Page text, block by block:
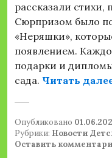
рассказали стихи,
Сюрпризом было
«Неряшки»,
появлением.
подарки и
сада. Читать
Опубликовано
Рубрики: Новости
Оставить